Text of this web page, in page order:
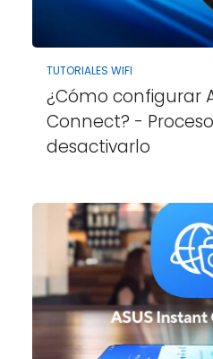
TUTORIALES WIFI
¿Cómo configurar
Connect? -
desactivarlo